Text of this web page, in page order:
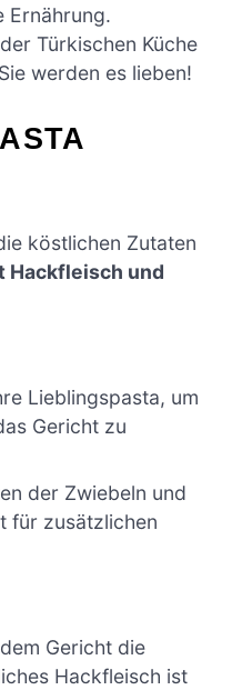
Ernährung.
Türkischen Küche
werden es lieben!
köstlichen Zutaten
Hackfleisch und
Lieblingspasta, um
Gericht zu
der Zwiebeln und
für zusätzlichen
Gericht die
Hackfleisch ist